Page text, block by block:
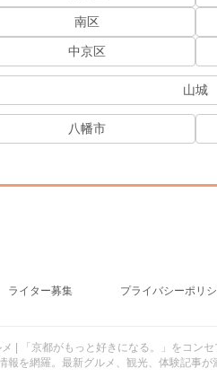
南区
中京区
山城
八幡市
ライター募集 プライバシーポリ
| 「京都がもっと好きになる。」をコン
報を網羅。最新グルメ、観光、体験記事が